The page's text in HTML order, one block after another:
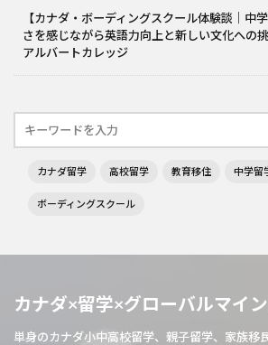
【カナダ・ボーディングスクール体験談｜中
さを感じながら英語力向上と新しい文化への挑
アルバートカレッジ
カナダ留学 高校留学 教育移住 中学留
ボーディングスクール
カナダ×留学×グローバルマイ
単身のカナダ小中高校留学、親子留学、家族移